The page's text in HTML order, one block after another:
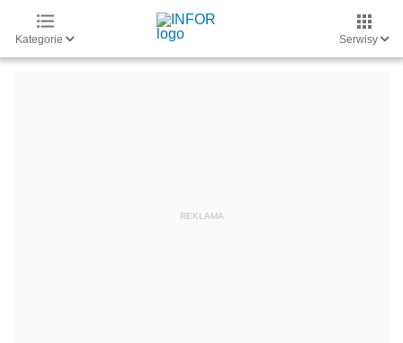
Kategorie Serwisy